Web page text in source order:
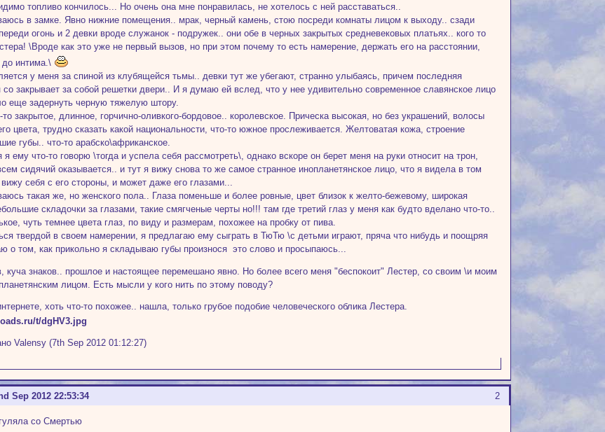
топливо кончилось... Но очень она мне понравилась, не хотелось с ней расставаться..
в замке. Явно нижние помещения.. мрак, черный камень, стою посреди комнаты лицом к выходу.. сзади
огонь и 2 девки вроде служанок - подружек.. они обе в черных закрытых средневековых платьях.. кого то
\Вроде как это уже не первый вызов, но при этом почему то есть намерение, держать его на расстоянии,
интима.\
у меня за спиной из клубящейся тьмы.. девки тут же убегают, странно улыбаясь, причем последняя
со закрывает за собой решетки двери.. И я думаю ей вслед, что у нее удивительно современное славянское лицо
еще задернуть черную тяжелую штору.
закрытое, длинное, горчично-оливкого-бордовое.. королевское. Прическа высокая, но без украшений, волосы
цвета, трудно сказать какой национальности, что-то южное прослеживается. Желтоватая кожа, строение
губы.. что-то арабско\африканское.
я ему что-то говорю \тогда и успела себя рассмотреть\, однако вскоре он берет меня на руки относит на трон,
сидячий оказывается.. и тут я вижу снова то же самое странное инопланетянское лицо, что я видела в том
себя с его стороны, и может даже его глазами...
такая же, но женского пола.. Глаза поменьше и более ровные, цвет близок к желто-бежевому, широкая
складочки за глазами, такие смягченые черты но!!! там где третий глаз у меня как будто вделано что-то..
чуть темнее цвета глаз, по виду и размерам, похожее на пробку от пива.
твердой в своем намерении, я предлагаю ему сыграть в ТюТю \с детьми играют, пряча что нибудь и поощряя
о том, как прикольно я складываю губы произнося это слово и просыпаюсь...
куча знаков.. прошлое и настоящее перемешано явно. Но более всего меня "беспокоит" Лестер, со своим \и моим
лицом. Есть мысли у кого нить по этому поводу?
хоть что-то похожее.. нашла, только грубое подобие человеческого облика Лестера.
Valensy (7th Sep 2012 01:12:27)
2
Sep 2012 22:53:34
со Смертью